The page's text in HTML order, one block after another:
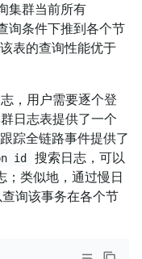
集群当前所有
询条件下推到各个节
表的查询性能优于
，用户需要逐个登
日志表提供了一个
踪全链路事件提供了
id
搜索日志，可以
；类似地，通过慢日
询该事务在各个节